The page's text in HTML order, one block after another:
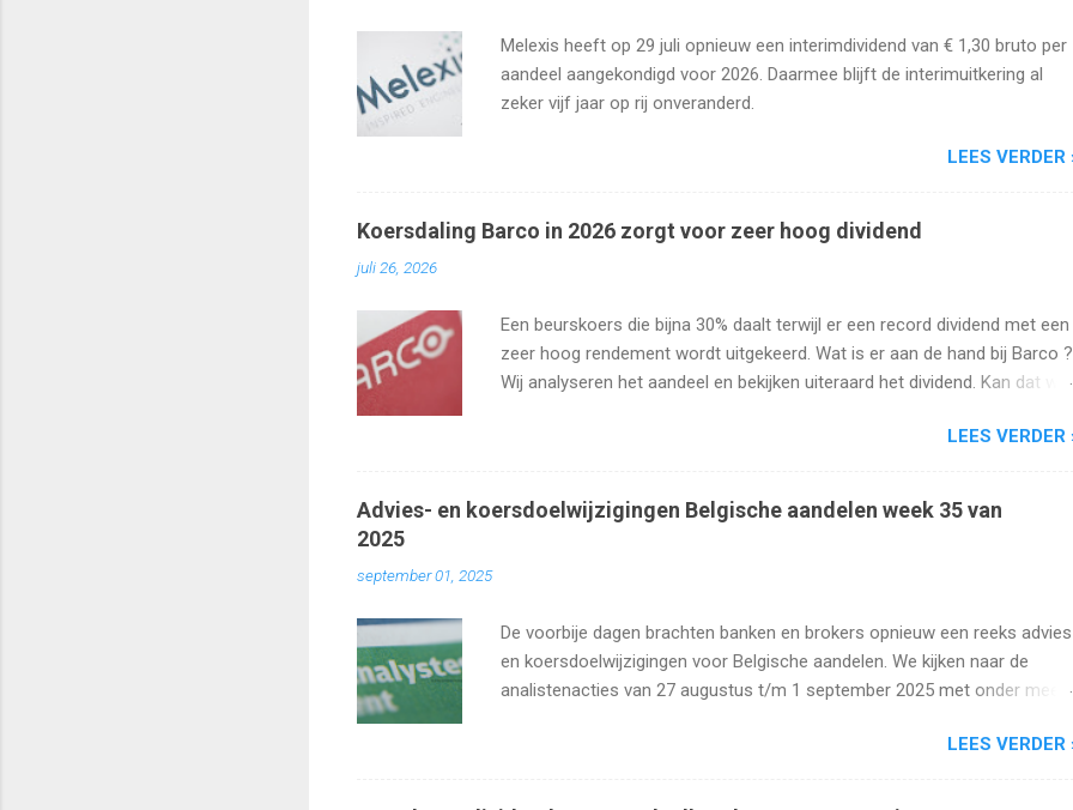
Melexis heeft op 29 juli opnieuw een interimdividend van € 1,30 bruto per
aandeel aangekondigd voor 2026. Daarmee blijft de interimuitkering al
zeker vijf jaar op rij onveranderd.
LEES VERDER
Koersdaling Barco in 2026 zorgt voor zeer hoog dividend
juli 26, 2026
Een beurskoers die bijna 30% daalt terwijl er een record dividend met een
zeer hoog rendement wordt uitgekeerd. Wat is er aan de hand bij Barco ?
Wij analyseren het aandeel en bekijken uiteraard het dividend. Kan dat wel
LEES VERDER
Advies- en koersdoelwijzigingen Belgische aandelen week 35 van
2025
september 01, 2025
De voorbije dagen brachten banken en brokers opnieuw een reeks
en koersdoelwijzigingen voor Belgische aandelen. We kijken naar de
analistenacties van 27 augustus t/m 1 september 2025 met onder meer
LEES VERDER